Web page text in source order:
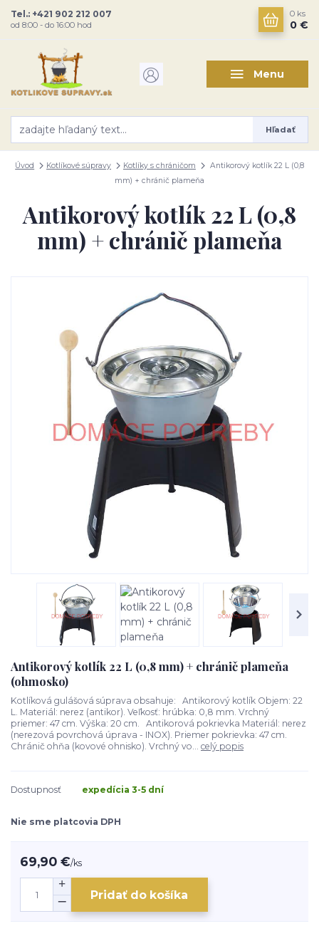
Menu
Hľadať
Tel.: +421 902 212 007
od 8:00 - do 16:00 hod
0 ks
0 €
Úvod Kotlíkové súpravy Kotlíky s chráničom
Antikorový kotlík 22 L (0,8
mm) + chránič plameňa
Antikorový kotlík 22 L (0,8
mm) + chránič plameňa
Antikorový kotlík 22 L (0,8 mm) + chránič plameňa
(ohmosko)
Kotlíková gulášová súprava obsahuje: Antikorový kotlík Objem: 22
L. Materiál: nerez (antikor). Veľkosť: hrúbka: 0,8 mm. Vrchný
priemer: 47 cm. Výška: 20 cm. Antikorová pokrievka Materiál: nerez
(nerezová povrchová úprava - INOX). Priemer pokrievka: 47 cm.
Chránič ohňa (kovové ohnisko). Vrchný vo... celý popis
Dostupnosť expedícia 3-5 dní
Nie sme platcovia DPH
69,90 €/ks
Pridať do košíka